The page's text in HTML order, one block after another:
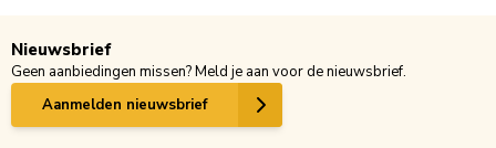
Nieuwsbrief
Geen aanbiedingen missen? Meld je aan voor de nieuwsbrief.
Aanmelden nieuwsbrief